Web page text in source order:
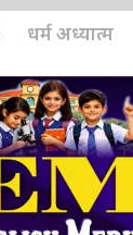
धर्म अध्यात्म